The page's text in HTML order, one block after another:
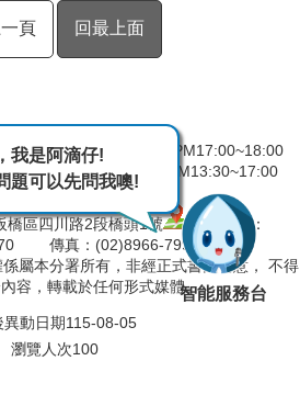
頁 回最上面
彈性下班時間：PM17:00~18:00
期五 AM08:30~12:30 PM13:30~17:00
時間服務台不休息
橋區四川路2段橋頭1號
電話：
傳真：(02)8966-7996
屬本分署所有，非經正式書面同意， 不得
容，轉載於任何形式媒體。
異動日期115-08-05
瀏覽人次100
我是阿滴仔!
題可以先問我噢!
智能服務台